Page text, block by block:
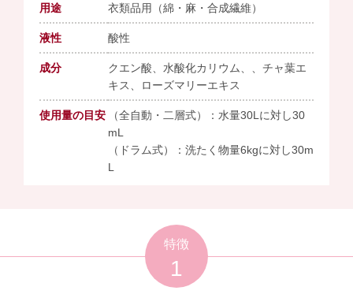
用途 衣類品用（綿・麻・合成繊維）
液性 酸性
成分
クエン酸、水酸化カリウム、、チャ葉エ
キス、ローズマリーエキス
使用量の目安
（全自動・二層式）：水量30Lに対し30
mL
（ドラム式）：洗たく物量6kgに対し30m
L
特徴
1